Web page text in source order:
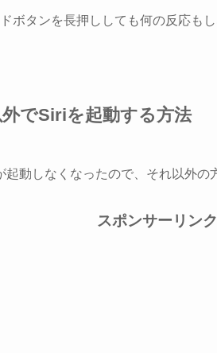
ボタンを長押ししても何の反応もし
でSiriを起動する方法
動しなくなったので、それ以外の
スポンサーリンク